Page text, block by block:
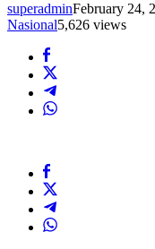
superadminFebruary 24,
Nasional5,626 views